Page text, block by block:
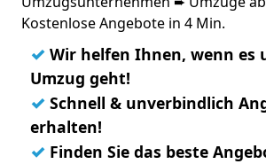
Kostenlose Angebote in 4 Min.
✓ Wir helfen Ihnen, wenn es
Umzug geht!
✓ Schnell & unverbindlich
erhalten!
✓ Finden Sie das beste